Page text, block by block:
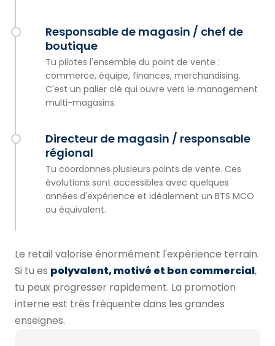
Responsable de magasin / chef de
boutique
Tu pilotes l'ensemble du point de vente :
commerce, équipe, finances, merchandising.
C'est un palier clé qui ouvre vers le management
multi-magasins.
Directeur de magasin / responsable
régional
Tu coordonnes plusieurs points de vente. Ces
évolutions sont accessibles avec quelques
années d'expérience et idéalement un BTS MCO
ou équivalent.
Le retail valorise énormément l'expérience terrain.
Si tu es polyvalent, motivé et bon commercial,
tu peux progresser rapidement. La promotion
interne est très fréquente dans les grandes
enseignes.